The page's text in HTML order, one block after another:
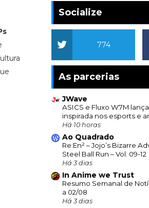
Socialize
774
As parcerias
JWave
ASICS e Fluxo W7M
inspirada nos esports e
Há 10 horas
Ao Quadrado
Re:En² – Jojo’s Bizarre
Steel Ball Run – Vol. 09-12
Há 3 dias
In Anime we Trust
Resumo Semanal de
a 02/08
Há 3 dias